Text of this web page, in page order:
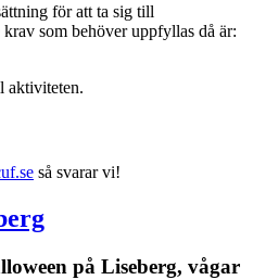
för att ta sig till
som behöver uppfyllas då är:
aktiviteten.
så svarar vi!
på Liseberg, vågar